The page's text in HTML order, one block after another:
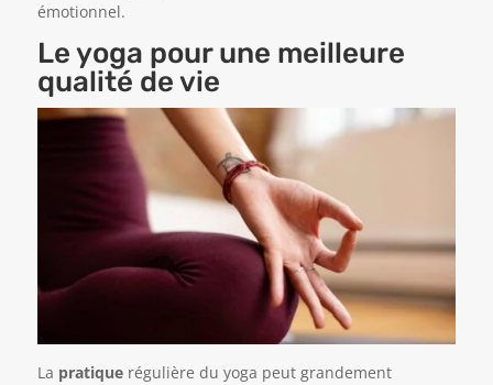
émotionnel.
Le yoga pour une meilleure
qualité de vie
La pratiquerégulière du yoga peut grandement